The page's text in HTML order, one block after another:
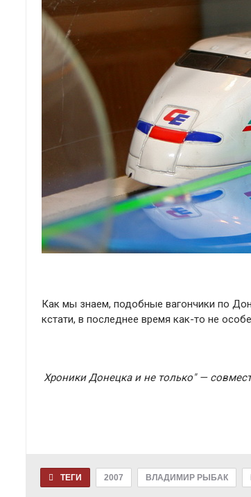
Как мы знаем, подобные вагончики по
кстати, в последнее время как-то не
Хроники Донецка и не только" —
ТЕГИ 2007 ВЛАДИМИР РЫБАК